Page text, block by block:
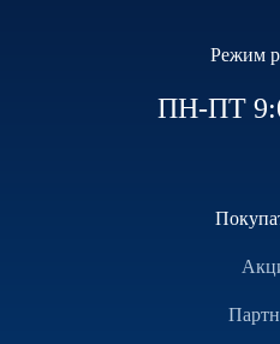
Режим
ПН-ПТ